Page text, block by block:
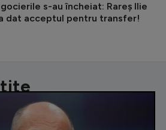
s-au încheiat: Rareș Ilie
dat acceptul pentru transfer!